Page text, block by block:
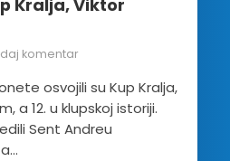
Kralja, Viktor
komentar
osvojili su Kup Kralja,
a 12. u klupskoj istoriji.
Sent Andreu